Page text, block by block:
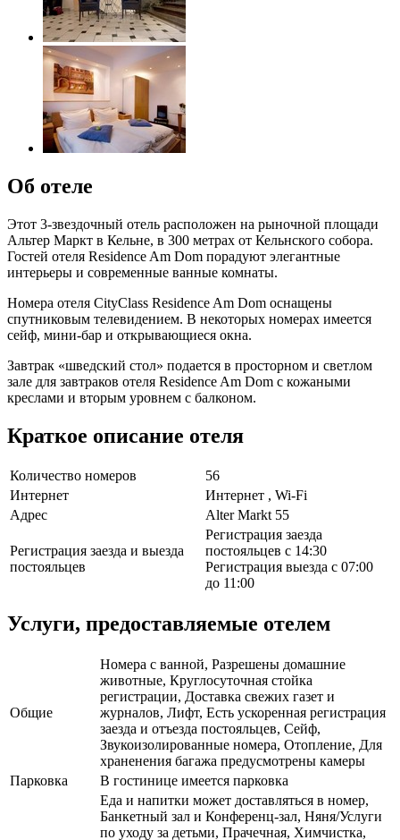
Об отеле
Этот 3-звездочный отель расположен на рыночной площади
Альтер Маркт в Кельне, в 300 метрах от Кельнского собора.
Гостей отеля Residence Am Dom порадуют элегантные
интерьеры и современные ванные комнаты.
Номера отеля CityClass Residence Am Dom оснащены
спутниковым телевидением. В некоторых номерах имеется
сейф, мини-бар и открывающиеся окна.
Завтрак «шведский стол» подается в просторном и светлом
зале для завтраков отеля Residence Am Dom с кожаными
креслами и вторым уровнем с балконом.
Краткое описание отеля
Количество номеров
56
Интернет
Интернет , Wi-Fi
Адрес
Alter Markt 55
Регистрация заезда и выезда
постояльцев
Регистрация заезда
постояльцев с 14:30
Регистрация выезда с 07:00
до 11:00
Услуги, предоставляемые отелем
Общие
Номера с ванной, Разрешены домашние
животные, Круглосуточная стойка
регистрации, Доставка свежих газет и
журналов, Лифт, Есть ускоренная регистрация
заезда и отъезда постояльцев, Сейф,
Звукоизолированные номера, Отопление, Для
храненения багажа предусмотрены камеры
Парковка
В гостинице имеется парковка
Еда и напитки может доставляться в номер,
Банкетный зал и Конференц-зал, Няня/Услуги
по уходу за детьми, Прачечная, Химчистка,